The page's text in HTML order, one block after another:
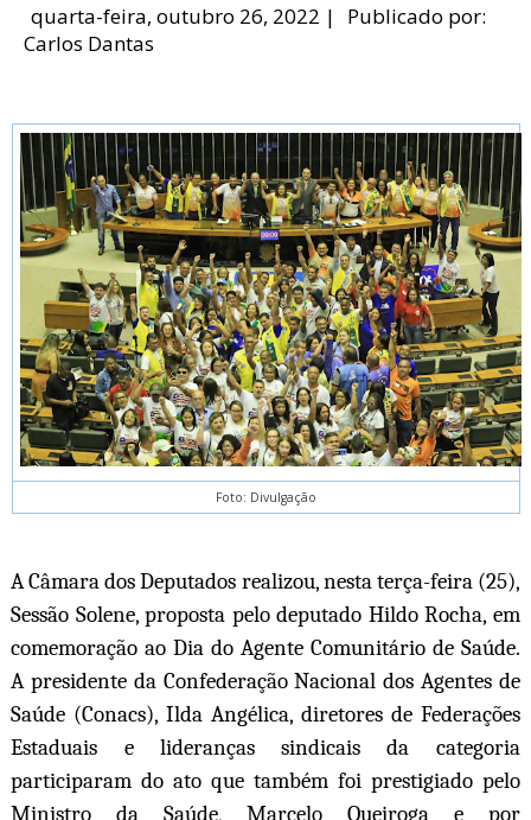
quarta-feira, outubro 26, 2022 |
Publicado por:
Carlos Dantas
Foto: Divulgação
A Câmara dos Deputados realizou, nesta terça-feira (25),
Sessão Solene, proposta pelo deputado Hildo Rocha, em
comemoração ao Dia do Agente Comunitário de Saúde.
A presidente da Confederação Nacional dos Agentes de
Saúde (Conacs), Ilda Angélica, diretores de Federações
Estaduais e lideranças sindicais da categoria
participaram do ato que também foi prestigiado pelo
Ministro da Saúde, Marcelo Queiroga e por